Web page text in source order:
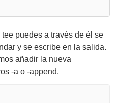
puedes a través de él se
y se escribe en la salida.
añadir la nueva
-a o -append.